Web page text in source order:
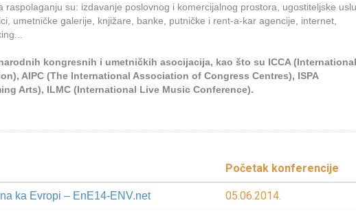
raspolaganju su: izdavanje poslovnog i komercijalnog prostora, ugostiteljske
umetničke galerije, knjižare, banke, putničke i rent-a-kar agencije, internet,
kongresnih i umetničkih asocijacija, kao što su ICCA (International
AIPC (The International Association of Congress Centres), ISPA
Arts), ILMC (International Live Music Conference).
Početak konferencije
ka Evropi – EnE14-ENV.net 05.06.2014.